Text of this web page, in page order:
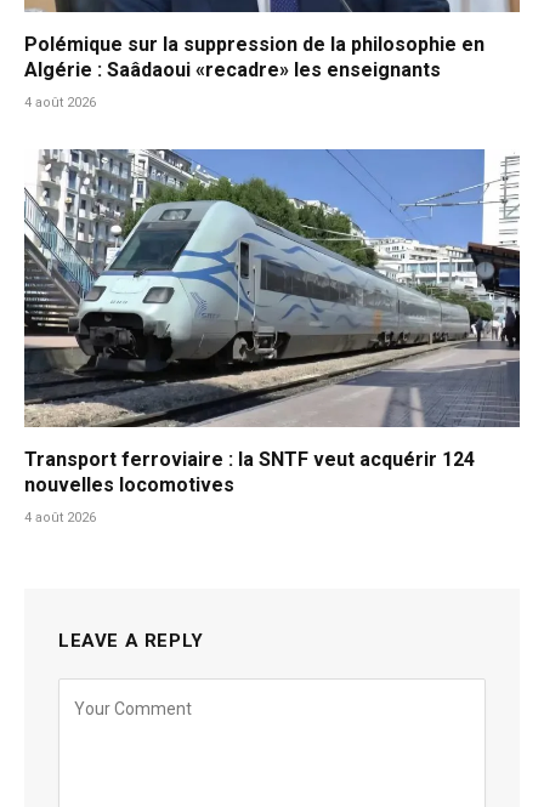
Polémique sur la suppression de la philosophie en
Algérie : Saâdaoui «recadre» les enseignants
4 août 2026
Transport ferroviaire : la SNTF veut acquérir 124
nouvelles locomotives
4 août 2026
LEAVE A REPLY